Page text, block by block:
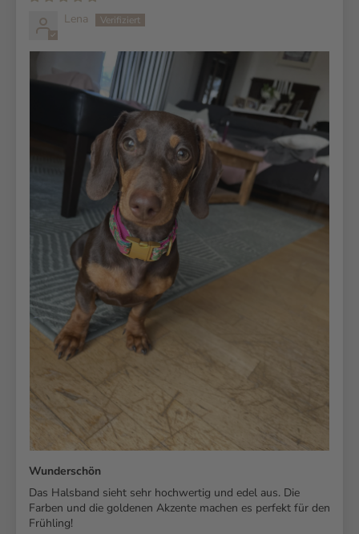
Lena
Wunderschön
Das Halsband sieht sehr hochwertig und edel aus. Die
Farben und die goldenen Akzente machen es perfekt für den
Frühling!